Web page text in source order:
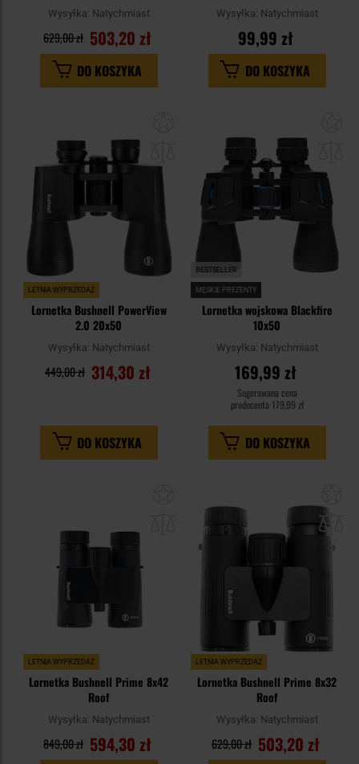
Wysyłka: Natychmiast
503,20 zł
629,00 zł
DO KOSZYKA
Wysyłka: Natychmiast
99,99 zł
DO KOSZYKA
schowka
LETNIA WYPRZEDAŻ
Lornetka Bushnell PowerView
2.0 20x50
Wysyłka: Natychmiast
314,30 zł
449,00 zł
DO KOSZYKA
BESTSELLER
MĘSKIE PREZENTY
Lornetka wojskowa Blackfire
10x50
Wysyłka: Natychmiast
169,99 zł
Sugerowana cena
producenta 179,99 zł
DO KOSZYKA
schowka
LETNIA WYPRZEDAŻ
Lornetka Bushnell Prime 8x42
Roof
Wysyłka: Natychmiast
594,30 zł
849,00 zł
LETNIA WYPRZEDAŻ
Lornetka Bushnell Prime 8x32
Roof
Wysyłka: Natychmiast
503,20 zł
629,00 zł